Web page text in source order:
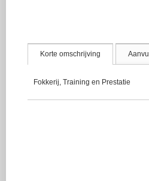
Korte omschrijving
Fokkerij, Training en Prestatie